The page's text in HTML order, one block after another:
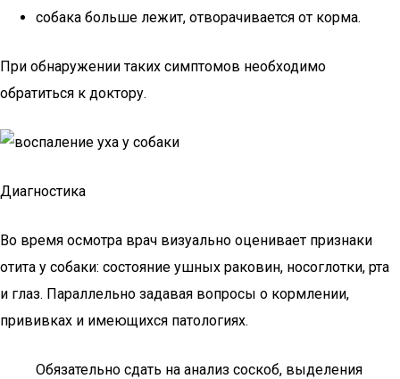
собака больше лежит, отворачивается от корма.
При обнаружении таких симптомов необходимо
обратиться к доктору.
Диагностика
Во время осмотра врач визуально оценивает признаки
отита у собаки: состояние ушных раковин, носоглотки, рта
и глаз. Параллельно задавая вопросы о кормлении,
прививках и имеющихся патологиях.
Обязательно сдать на анализ соскоб, выделения